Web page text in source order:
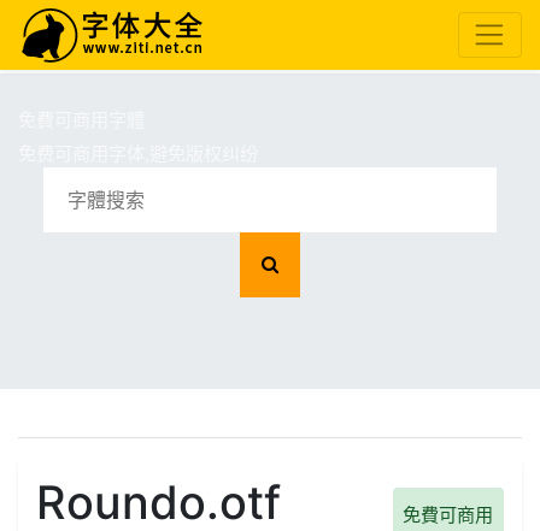
Roundo.otf 免費可商用